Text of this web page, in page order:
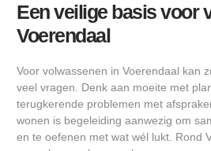
Een veilige basis voor
Voerendaal
Voor volwassenen in Voerendaal kan
veel vragen. Denk aan moeite met
terugkerende problemen met
wonen is begeleiding aanwezig om
en te oefenen met wat wél lukt. Rond